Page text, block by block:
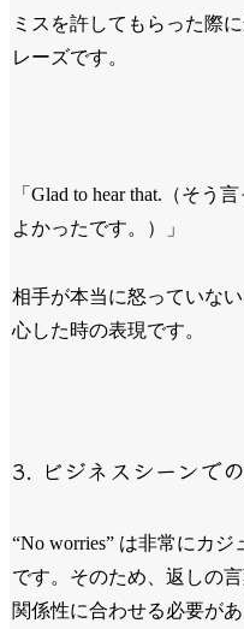
ミスを許してもらった際
レーズです。
「Glad to hear that.（そう
よかったです。）」
相手が本当に怒っていな
心した時の表現です。
3. ビジネスシーンで
“No worries” は非常にカジ
です。そのため、返しの
関係性に合わせる必要があ